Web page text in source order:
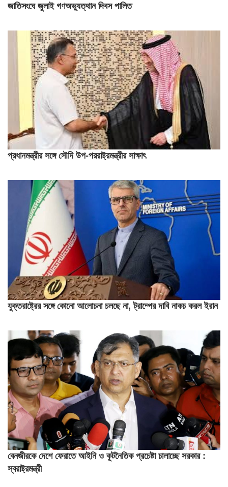
জাতিসংঘে জুলাই গণঅভ্যুত্থান দিবস পালিত
প্রধানমন্ত্রীর সঙ্গে সৌদি উপ-পররাষ্ট্রমন্ত্রীর সাক্ষাৎ
যুক্তরাষ্ট্রের সঙ্গে কোনো আলোচনা চলছে না, ট্রাম্পের দাবি নাকচ করল ইরান
বেনজীরকে দেশে ফেরাতে আইনি ও কূটনৈতিক প্রচেষ্টা চালাচ্ছে সরকার :
স্বরাষ্ট্রমন্ত্রী